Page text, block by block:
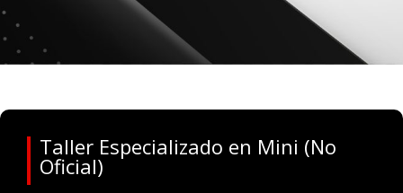
Taller Especializado en Mini (No
Oficial)